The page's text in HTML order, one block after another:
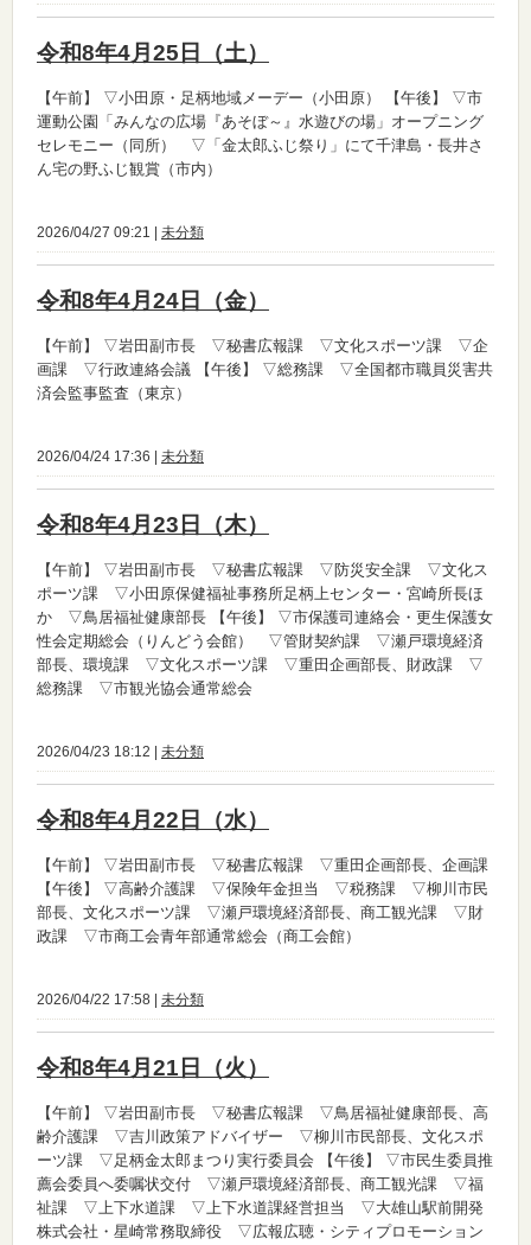
令和8年4月25日（土）
【午前】 ▽小田原・足柄地域メーデー（小田原） 【午後】
▽市
運動公園「みんなの広場『あそぼ～』水遊びの場」オープニング
セレモニー（同所） ▽「金太郎ふじ祭り」にて千津島・長井さ
ん宅の野ふじ観賞（市内）
2026/04/27 09:21 | 未分類
令和8年4月24日（金）
【午前】
▽岩田副市長 ▽秘書広報課 ▽文化スポーツ課 ▽企
画課 ▽行政連絡会議 【午後】
▽総務課 ▽全国都市職員災害共
済会監事監査（東京）
2026/04/24 17:36 | 未分類
令和8年4月23日（木）
【午前】
▽岩田副市長 ▽秘書広報課 ▽防災安全課 ▽文化ス
ポーツ課 ▽小田原保健福祉事務所足柄上センター・宮崎所長ほ
か ▽鳥居福祉健康部長 【午後】
▽市保護司連絡会・更生保護女
性会定期総会（りんどう会館） ▽管財契約課 ▽瀬戸環境経済
部長、環境課 ▽文化スポーツ課 ▽重田企画部長、財政課 ▽
総務課 ▽市観光協会通常総会
2026/04/23 18:12 | 未分類
令和8年4月22日（水）
【午前】
▽岩田副市長 ▽秘書広報課 ▽重田企画部長、企画課
【午後】
▽高齢介護課 ▽保険年金担当 ▽税務課 ▽柳川市民
部長、文化スポーツ課 ▽瀬戸環境経済部長、商工観光課 ▽財
政課 ▽市商工会青年部通常総会（商工会館）
2026/04/22 17:58 | 未分類
令和8年4月21日（火）
【午前】
▽岩田副市長 ▽秘書広報課 ▽鳥居福祉健康部長、高
齢介護課 ▽吉川政策アドバイザー ▽柳川市民部長、文化スポ
ーツ課 ▽足柄金太郎まつり実行委員会 【午後】
▽市民生委員推
薦会委員へ委嘱状交付 ▽瀬戸環境経済部長、商工観光課 ▽福
祉課 ▽上下水道課 ▽上下水道課経営担当 ▽大雄山駅前開発
株式会社・星崎常務取締役 ▽広報広聴・シティプロモーション